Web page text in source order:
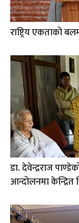
राष्ट्रिय एकताको
डा. देवेन्द्रराज
आन्दोलनमा केन्द्रित